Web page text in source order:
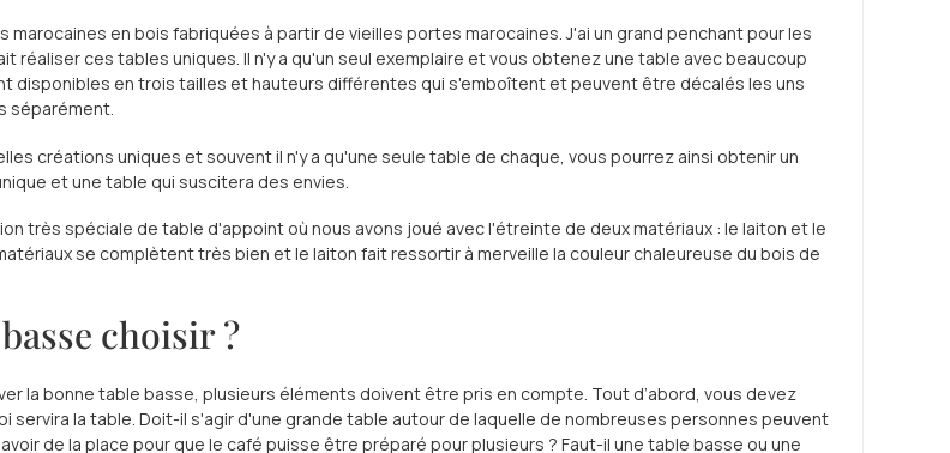
marocaines en bois fabriquées à partir de vieilles portes marocaines. J'ai un grand penchant pour les
réaliser ces tables uniques. Il n'y a qu'un seul exemplaire et vous obtenez une table avec beaucoup
disponibles en trois tailles et hauteurs différentes qui s'emboîtent et peuvent être décalés les uns
séparément.
créations uniques et souvent il n'y a qu'une seule table de chaque, vous pourrez ainsi obtenir un
et une table qui suscitera des envies.
très spéciale de table d'appoint où nous avons joué avec l'étreinte de deux matériaux : le laiton et le
se complètent très bien et le laiton fait ressortir à merveille la couleur chaleureuse du bois de
choisir ?
la bonne table basse, plusieurs éléments doivent être pris en compte. Tout d’abord, vous devez
servira la table. Doit-il s'agir d'une grande table autour de laquelle de nombreuses personnes peuvent
de la place pour que le café puisse être préparé pour plusieurs ? Faut-il une table basse ou une